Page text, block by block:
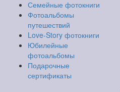
Семейные фотокниги
Фотоальбомы
путешествий
Love-Story фотокниги
Юбилейные
фотоальбомы
Подарочные
сертификаты